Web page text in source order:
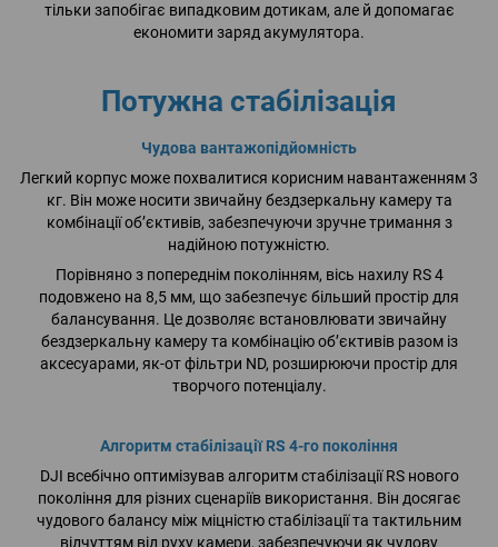
тільки запобігає випадковим дотикам, але й допомагає
економити заряд акумулятора.
Потужна стабілізація
Чудова вантажопідйомність
Легкий корпус може похвалитися корисним навантаженням 3
кг. Він може носити звичайну бездзеркальну камеру та
комбінації об’єктивів, забезпечуючи зручне тримання з
надійною потужністю.
Порівняно з попереднім поколінням, вісь нахилу RS 4
подовжено на 8,5 мм, що забезпечує більший простір для
балансування. Це дозволяє встановлювати звичайну
бездзеркальну камеру та комбінацію об’єктивів разом із
аксесуарами, як-от фільтри ND, розширюючи простір для
творчого потенціалу.
Алгоритм стабілізації RS 4-го покоління
DJI всебічно оптимізував алгоритм стабілізації RS нового
покоління для різних сценаріїв використання. Він досягає
чудового балансу між міцністю стабілізації та тактильним
відчуттям від руху камери, забезпечуючи як чудову